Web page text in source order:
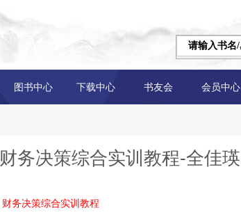
图书中心 下载中心 书友会 会员中心
财务决策综合实训教程-全佳瑛
财务决策综合实训教程